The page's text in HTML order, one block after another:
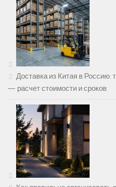
Доставка из Китая в
— расчет стоимости и сроков